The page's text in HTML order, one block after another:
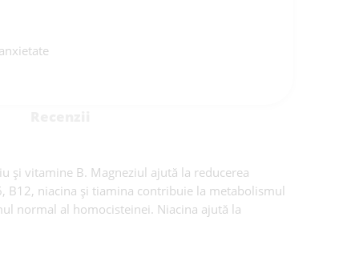
și vitamine B. Magneziul ajută la reducerea
B12, niacina și tiamina contribuie la metabolismul
normal al homocisteinei. Niacina ajută la